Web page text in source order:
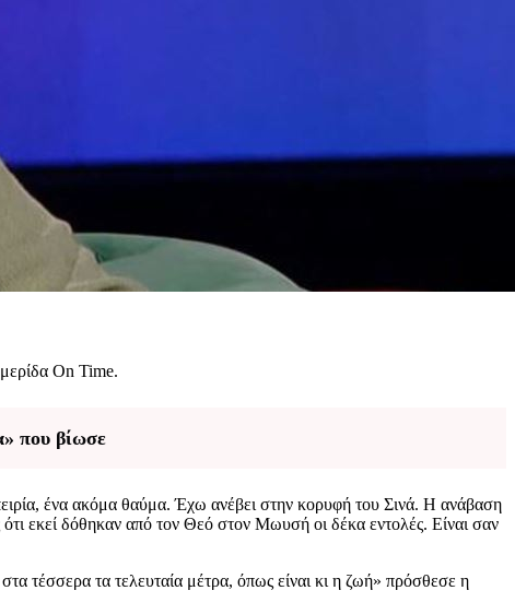
On Time.
που βίωσε
ένα ακόμα θαύμα. Έχω ανέβει στην κορυφή του Σινά. Η ανάβαση
ότι εκεί δόθηκαν από τον Θεό στον Μωυσή οι δέκα εντολές. Είναι σαν
τέσσερα τα τελευταία μέτρα, όπως είναι κι η ζωή» πρόσθεσε η